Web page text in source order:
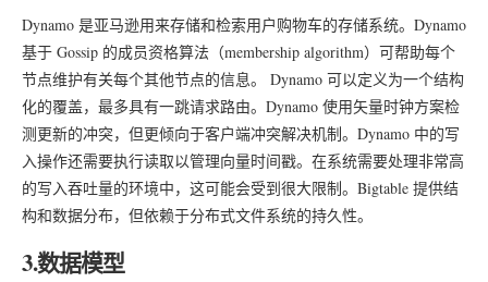
Dynamo 是亚马逊用来存储和检索用户购物车的存储系统。Dynamo
基于 Gossip 的成员资格算法（membership algorithm）可帮助每个
节点维护有关每个其他节点的信息。 Dynamo 可以定义为一个结构
化的覆盖，最多具有一跳请求路由。Dynamo 使用矢量时钟方案检
测更新的冲突，但更倾向于客户端冲突解决机制。Dynamo 中的写
入操作还需要执行读取以管理向量时间戳。在系统需要处理非常高
的写入吞吐量的环境中，这可能会受到很大限制。Bigtable 提供结
构和数据分布，但依赖于分布式文件系统的持久性。
3.数据模型